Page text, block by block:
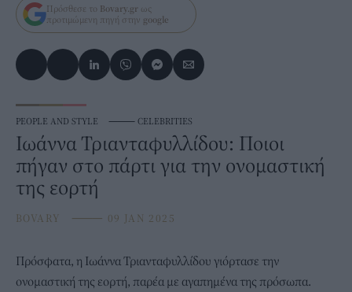
Πρόσθεσε το Bovary.gr ως
προτιμώμενη πηγή στην google
PEOPLE AND STYLE ⸻ CELEBRITIES
Ιωάννα Τριανταφυλλίδου: Ποιοι
πήγαν στο πάρτι για την ονομαστική
της εορτή
BOVARY ⸻ 09 JAN 2025
Πρόσφατα, η Ιωάννα Τριανταφυλλίδου γιόρτασε την
ονομαστική της εορτή, παρέα με αγαπημένα της πρόσωπα.